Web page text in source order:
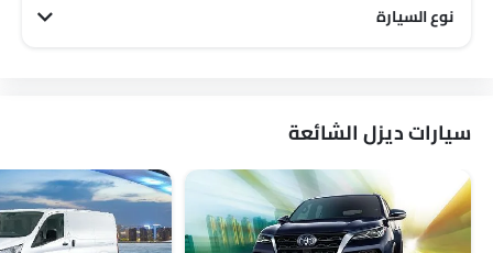
نوع السيارة
سيارات ديزل الشائعة